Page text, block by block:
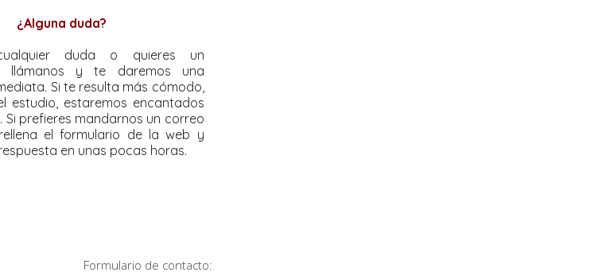
¿Alguna duda?
duda o quieres un
llámanos y te daremos una
Si te resulta más cómodo,
estudio, estaremos encantados
Si prefieres mandarnos un correo
el formulario de la web y
en unas pocas horas.
Formulario de contacto: